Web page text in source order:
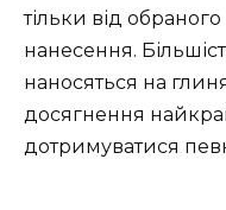
тільки від обраного
нанесення.
наносяться на
досягнення
дотримуватися